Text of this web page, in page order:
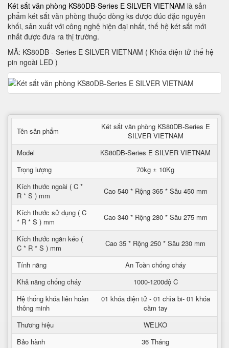
Két sắt văn phòng KS80DB-Series E SILVER VIETNAM là sản
phẩm két sắt văn phòng thuộc dòng ks được đúc đặc nguyên
khối, sản xuất với công nghệ hiện đại nhất, thế hệ két sắt mới
nhất được đưa ra thị trường.
MÃ: KS80DB - Series E SILVER VIETNAM ( Khóa điện tử thế hệ
pin ngoài LED )
Tên sản phẩm
Két sắt văn phòng KS80DB-Series E
SILVER VIETNAM
Model
KS80DB-Series E SILVER VIETNAM
Trọng lượng
70kg ± 10Kg
Kích thước ngoài ( C *
R * S ) mm
Cao 540 * Rộng 365 * Sâu 450 mm
Kích thước sử dụng ( C
* R * S ) mm
Cao 340 * Rộng 280 * Sâu 275 mm
Kích thước ngăn kéo (
C * R * S ) mm
Cao 35 * Rộng 250 * Sâu 230 mm
Tính năng
An Toàn chống cháy
Khả năng chống cháy
1000-1200độ C
Hệ thống khóa liên hoàn
thông minh
01 khóa điện tử - 01 chìa bi- 01 khóa
cầm tay
Thương hiệu
WELKO
Bảo hành
36 Tháng